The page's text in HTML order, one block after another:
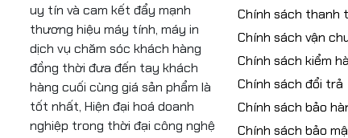
uy tín và cam kết đẩy mạnh
thương hiệu máy tính, máy in
dịch vụ chăm sóc khách hàng
đồng thời đưa đến tay khách
hàng cuối cùng giá sản phẩm là
tốt nhất, Hiện đại hoá doanh
nghiệp trong thời đại công nghệ
Chính sách thanh
Chính sách vận
Chính sách kiểm
Chính sách đổi trả
Chính sách bảo
Chính sách bảo